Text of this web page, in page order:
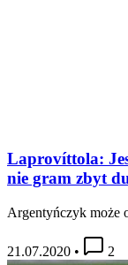
Laprovíttola:
nie gram zbyt
Argentyńczyk może
21.07.2020 • 2